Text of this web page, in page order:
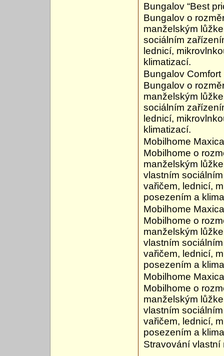
Bungalov “Best
Bungalov o
manželským
sociálním
lednicí,
klimatizací.
Bungalov
Bungalov o
manželským
sociálním
lednicí,
klimatizací.
Mobilhome
Mobilhome o
manželským
vlastním
vařičem, lednicí,
posezením a
Mobilhome
Mobilhome o
manželským
vlastním
vařičem, lednicí,
posezením a
Mobilhome
Mobilhome o
manželským
vlastním
vařičem, lednicí,
posezením a
Stravování